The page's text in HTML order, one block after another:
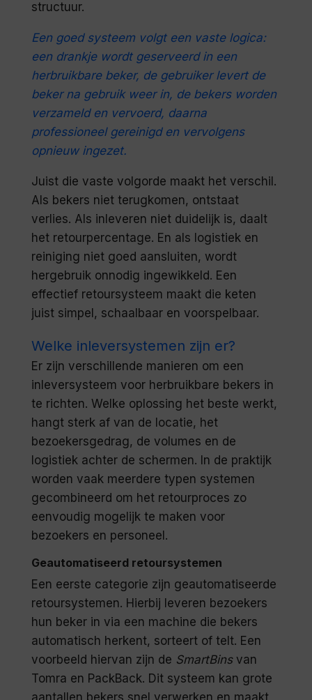
structuur.
Een goed systeem volgt een vaste logica:
een drankje wordt geserveerd in een
herbruikbare beker, de gebruiker levert de
beker na gebruik weer in, de bekers worden
verzameld en vervoerd, daarna
professioneel gereinigd en vervolgens
opnieuw ingezet.
Juist die vaste volgorde maakt het verschil.
Als bekers niet terugkomen, ontstaat
verlies. Als inleveren niet duidelijk is, daalt
het retourpercentage. En als logistiek en
reiniging niet goed aansluiten, wordt
hergebruik onnodig ingewikkeld. Een
effectief retoursysteem maakt die keten
juist simpel, schaalbaar en voorspelbaar.
Welke inleversystemen zijn er?
Er zijn verschillende manieren om een
inleversysteem voor herbruikbare bekers in
te richten. Welke oplossing het beste werkt,
hangt sterk af van de locatie, het
bezoekersgedrag, de volumes en de
logistiek achter de schermen. In de praktijk
worden vaak meerdere typen systemen
gecombineerd om het retourproces zo
eenvoudig mogelijk te maken voor
bezoekers en personeel.
Geautomatiseerd retoursystemen
Een eerste categorie zijn geautomatiseerde
retoursystemen. Hierbij leveren bezoekers
hun beker in via een machine die bekers
automatisch herkent, sorteert of telt. Een
voorbeeld hiervan zijn de SmartBinsvan
Tomra en PackBack. Dit systeem kan grote
aantallen bekers snel verwerken en maakt